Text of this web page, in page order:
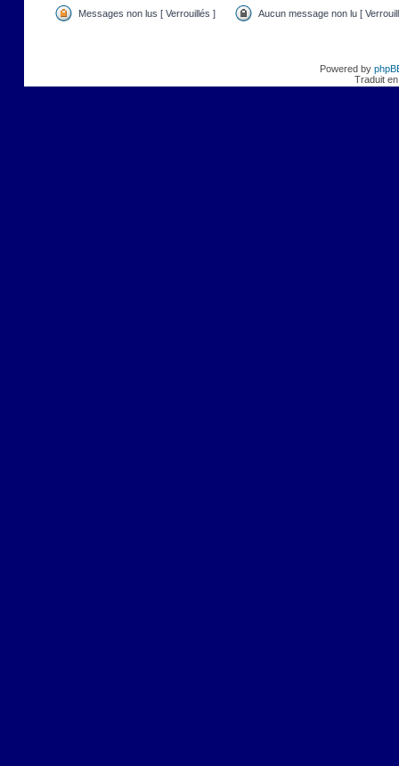
Messages non lus [ Verrouillés ] Aucun message non lu [
Powered by
Traduit